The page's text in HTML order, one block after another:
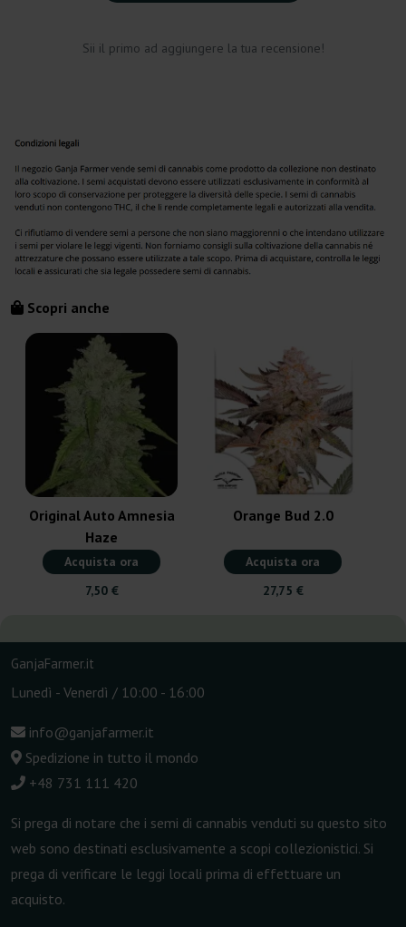
Sii il primo ad aggiungere la tua recensione!
Scopri anche
Original Auto Amnesia
Haze
Acquista ora
7,50 €
Orange Bud 2.0
Acquista ora
27,75 €
GanjaFarmer.it
Lunedì - Venerdì / 10:00 - 16:00
info@ganjafarmer.it
Spedizione in tutto il mondo
+48 731 111 420
Si prega di notare che i semi di cannabis venduti su questo sito
web sono destinati esclusivamente a scopi collezionistici. Si
prega di verificare le leggi locali prima di effettuare un
acquisto.